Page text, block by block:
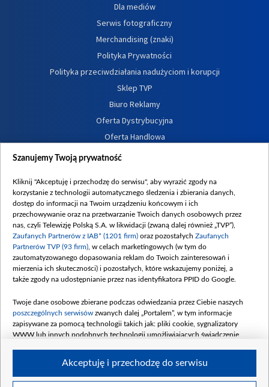
Dla mediów
Serwis fotograficzny
Merchandising (znaki)
Polityka Prywatności
Polityka przeciwdziałania nadużyciom i korupcji
Sklep TVP
Biuro Reklamy
Oferta Dystrybucyjna
Oferta Handlowa
Dostępność
Procedura zgłoszeń wewnętrznych
Szanujemy Twoją prywatność
Kliknij "Akceptuję i przechodzę do serwisu", aby wyrazić zgody na
korzystanie z technologii automatycznego śledzenia i zbierania danych,
dostęp do informacji na Twoim urządzeniu końcowym i ich
przechowywanie oraz na przetwarzanie Twoich danych osobowych przez
nas, czyli Telewizję Polską S.A. w likwidacji (zwaną dalej również „TVP”),
Zaufanych Partnerów z IAB* (1201 firm) oraz pozostałych Zaufanych
Partnerów TVP (93 firm) , w celach marketingowych (w tym do
zautomatyzowanego dopasowania reklam do Twoich zainteresowań i
mierzenia ich skuteczności) i pozostałych, które wskazujemy poniżej, a
także zgody na udostępnianie przez nas identyfikatora PPID do Google.
Twoje dane osobowe zbierane podczas odwiedzania przez Ciebie naszych
poszczególnych serwisów zwanych dalej „Portalem”, w tym informacje
zapisywane za pomocą technologii takich jak: pliki cookie, sygnalizatory
WWW lub innych podobnych technologii umożliwiających świadczenie
Akceptuję i przechodzę do serwisu